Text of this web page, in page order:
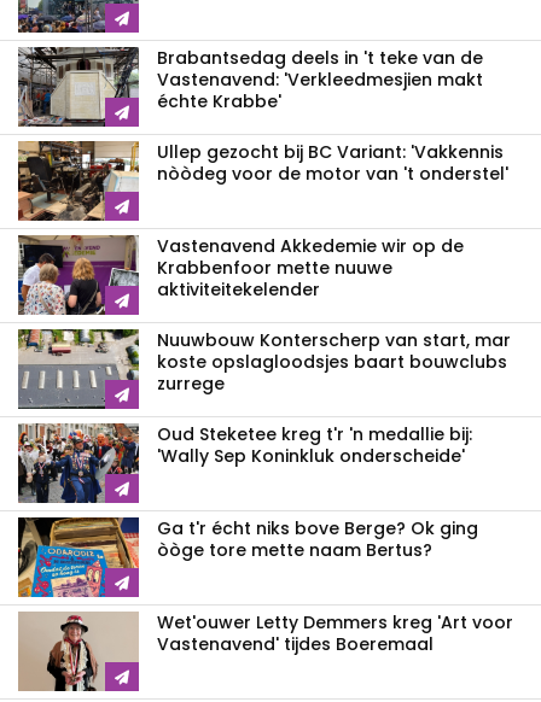
Brabantsedag deels in 't teke van de
Vastenavend: 'Verkleedmesjien makt
échte Krabbe'
Ullep gezocht bij BC Variant: 'Vakkennis
nòòdeg voor de motor van 't onderstel'
Vastenavend Akkedemie wir op de
Krabbenfoor mette nuuwe
aktiviteitekelender
Nuuwbouw Konterscherp van start, mar
koste opslagloodsjes baart bouwclubs
zurrege
Oud Steketee kreg t'r 'n medallie bij:
'Wally Sep Koninkluk onderscheide'
Ga t'r écht niks bove Berge? Ok ging
òòge tore mette naam Bertus?
Wet'ouwer Letty Demmers kreg 'Art voor
Vastenavend' tijdes Boeremaal